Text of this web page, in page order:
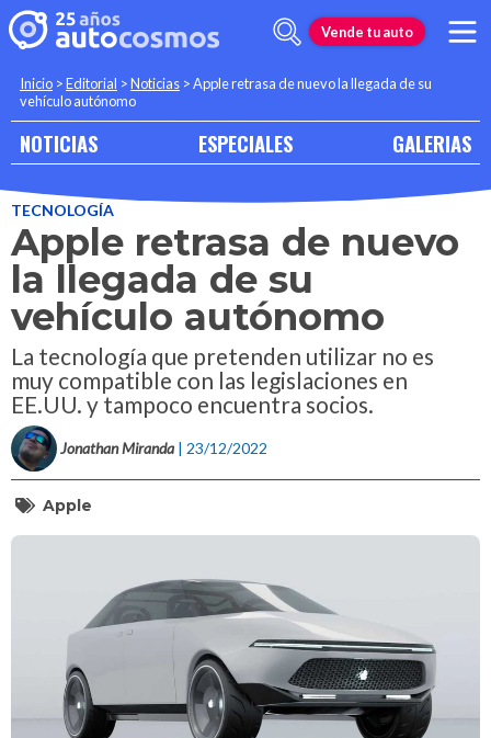
Vende tu auto
Inicio >Editorial >Noticias >Apple retrasa de nuevo la llegada de su
vehículo autónomo
NOTICIAS ESPECIALES GALERIAS
TECNOLOGÍA
Apple retrasa de nuevo
la llegada de su
vehículo autónomo
La tecnología que pretenden utilizar no es
muy compatible con las legislaciones en
EE.UU. y tampoco encuentra socios.
Jonathan Miranda | 23/12/2022
Apple